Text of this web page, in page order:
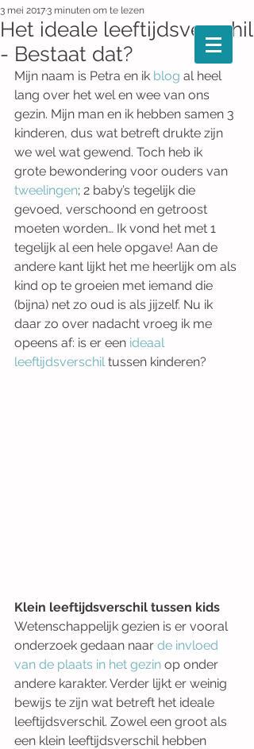
Het ideale leeftijdsverschil
- Bestaat dat?
3 mei 20173 minuten om te lezen
Mijn naam is Petra en ik blog al heel
lang over het wel en wee van ons
gezin. Mijn man en ik hebben samen 3
kinderen, dus wat betreft drukte zijn
we wel wat gewend. Toch heb ik
grote bewondering voor ouders van
tweelingen; 2 baby’s tegelijk die
gevoed, verschoond en getroost
moeten worden… Ik vond het met 1
tegelijk al een hele opgave! Aan de
andere kant lijkt het me heerlijk om als
kind op te groeien met iemand die
(bijna) net zo oud is als jijzelf. Nu ik
daar zo over nadacht vroeg ik me
opeens af: is er een ideaal
leeftijdsverschil tussen kinderen?
Klein leeftijdsverschil tussen kids
Wetenschappelijk gezien is er vooral
onderzoek gedaan naar de invloed
van de plaats in het gezin op onder
andere karakter. Verder lijkt er weinig
bewijs te zijn wat betreft het ideale
leeftijdsverschil. Zowel een groot als
een klein leeftijdsverschil hebben